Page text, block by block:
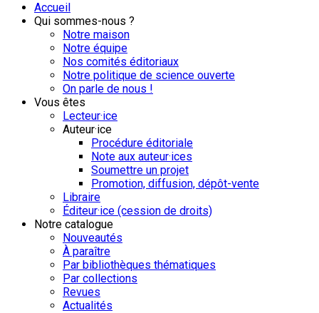
Accueil
Qui sommes-nous ?
Notre maison
Notre équipe
Nos comités éditoriaux
Notre politique de science ouverte
On parle de nous !
Vous êtes
Lecteur·ice
Auteur·ice
Procédure éditoriale
Note aux auteur·ices
Soumettre un projet
Promotion, diffusion, dépôt-vente
Libraire
Éditeur·ice (cession de droits)
Notre catalogue
Nouveautés
À paraître
Par bibliothèques thématiques
Par collections
Revues
Actualités